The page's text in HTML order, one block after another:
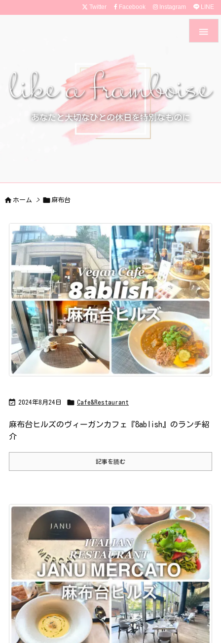
あなたと大切なひとの休日を特別なものに

Twitter Facebook Instagram LINE
 ホーム >  麻布台
 2024年8月24日  Cafe&Restaurant
麻布台ヒルズのヴィーガンカフェ『8ablish』のランチ紹
介
記事を読む